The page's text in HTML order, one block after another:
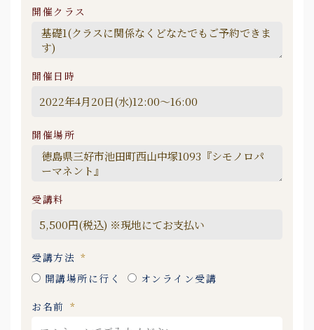
開催クラス
開催日時
開催場所
受講料
受講方法
開講場所に行く
オンライン受講
お名前